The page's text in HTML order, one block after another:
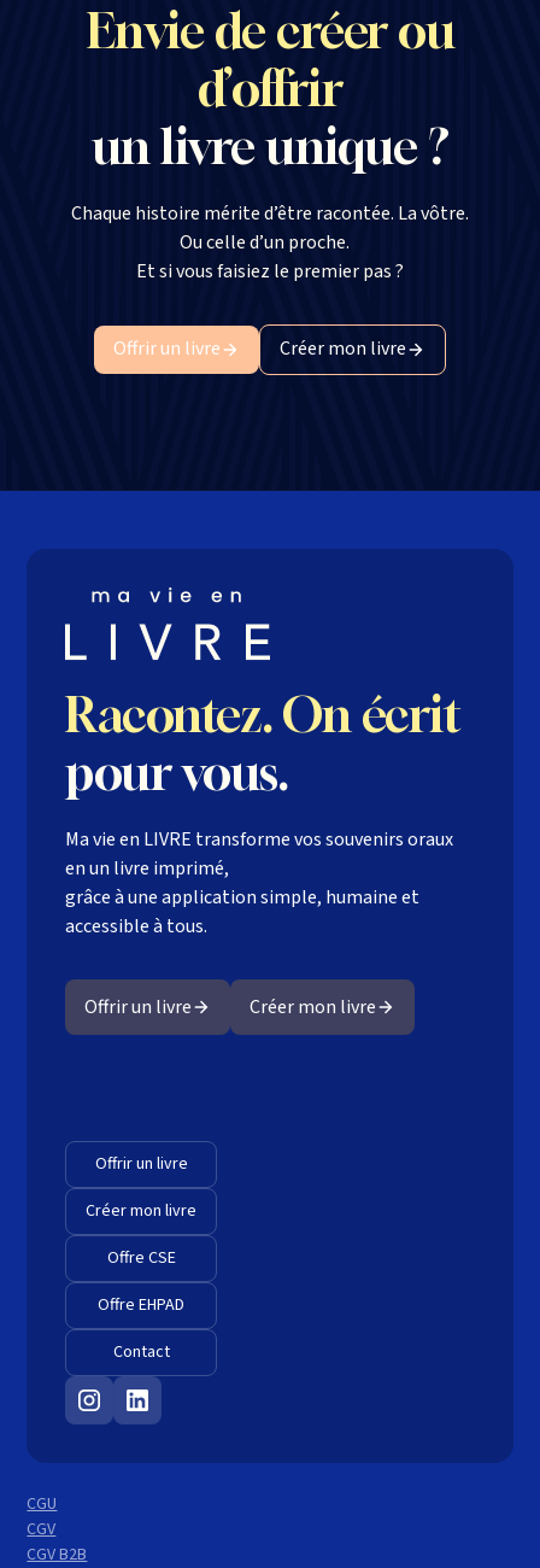
Envie de créer ou
d’offrir
un livre unique ?
Chaque histoire mérite d’être racontée. La vôtre.
Ou celle d’un proche.
Et si vous faisiez le premier pas ?
Offrir un livre Créer mon livre
Racontez. On écrit
pour vous.
Ma vie en LIVRE transforme vos souvenirs oraux
en un livre imprimé,
grâce à une application simple, humaine et
accessible à tous.
Offrir un livre Créer mon livre
Offrir un livre
Créer mon livre
Offre CSE
Offre EHPAD
Contact
CGU
CGV
CGV B2B